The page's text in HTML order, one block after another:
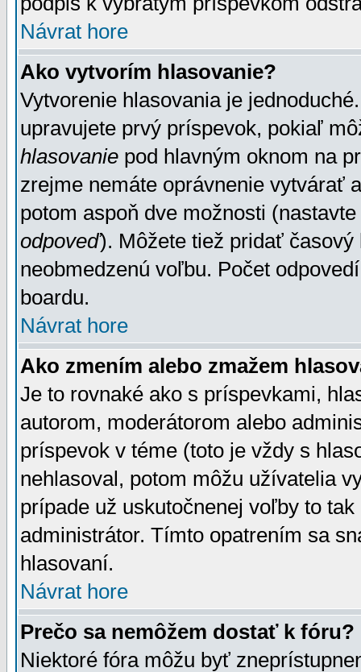
Návrat hore
Ako vytvorím hlasovanie?
Vytvorenie hlasovania je
upravujete prvý príspevok, pokiaľ
hlasovanie pod hlavným oknom na
zrejme nemáte oprávnenie vytvárať
potom aspoň dve možnosti
odpoveď). Môžete tiež pridať
neobmedzenú voľbu. Počet
boardu.
Návrat hore
Ako zmením alebo zmažem
Je to rovnaké ako s príspevkami,
autorom, moderátorom alebo
príspevok v téme (toto je vždy s
nehlasoval, potom môžu užívatelia
prípade už uskutočnenej voľby to
administrátor. Tímto opatrením sa
hlasovaní.
Návrat hore
Prečo sa nemôžem dostať k fóru?
Niektoré fóra môžu byť